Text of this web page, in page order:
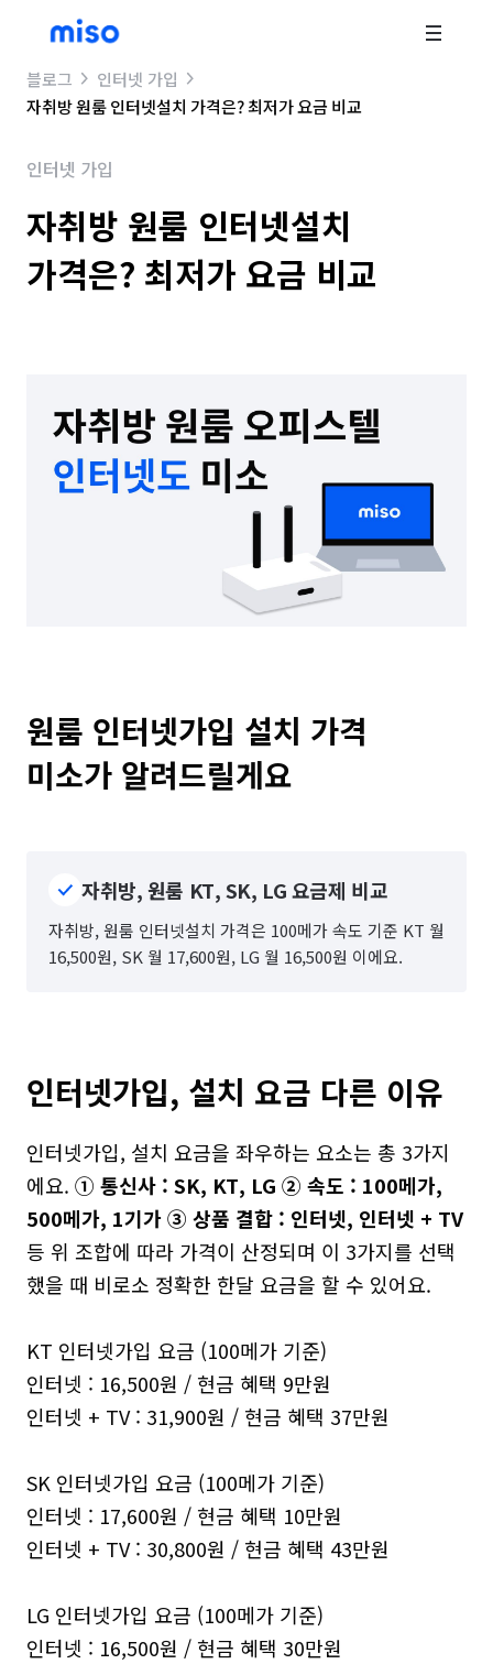
블로그
인터넷 가입
자취방 원룸 인터넷설치 가격은? 최저가 요금 비교
인터넷 가입
자취방 원룸 인터넷설치
가격은? 최저가 요금 비교
원룸 인터넷가입 설치 가격
미소가 알려드릴게요
자취방, 원룸 KT, SK, LG 요금제 비교
자취방, 원룸 인터넷설치 가격은 100메가 속도 기준 KT 월
인터넷가입, 설치 요금 다른 이유
인터넷가입, 설치 요금을 좌우하는 요소는 총 3가지
에요. ① 통신사 : SK, KT, LG ② 속도 : 100메가,
500메가, 1기가 ③ 상품 결합 : 인터넷, 인터넷 + TV
등 위 조합에 따라 가격이 산정되며 이 3가지를 선택
했을 때 비로소 정확한 한달 요금을 할 수 있어요.
KT 인터넷가입 요금 (100메가 기준)
인터넷 : 16,500원 / 현금 혜택 9만원
인터넷 + TV : 31,900원 / 현금 혜택 37만원
SK 인터넷가입 요금 (100메가 기준)
인터넷 : 17,600원 / 현금 혜택 10만원
인터넷 + TV : 30,800원 / 현금 혜택 43만원
LG 인터넷가입 요금 (100메가 기준)
인터넷 : 16,500원 / 현금 혜택 30만원